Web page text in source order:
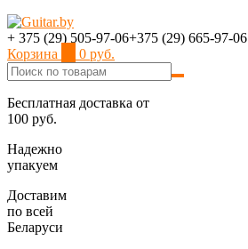
+ 375 (29) 505-97-06+375 (29) 665-97-06
Корзина
0 руб.
Бесплатная доставка от
100 руб.
Надежно
упакуем
Доставим
по всей
Беларуси